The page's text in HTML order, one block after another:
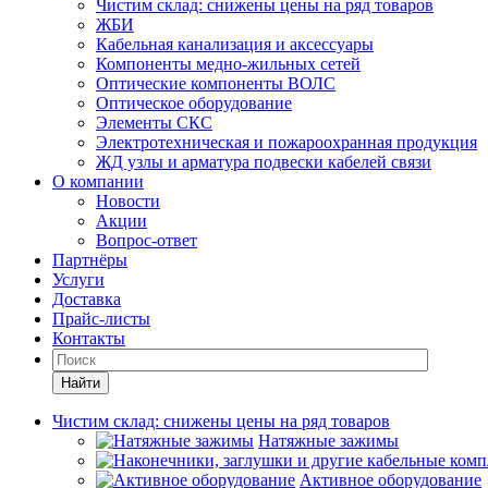
Чистим склад: снижены цены на ряд товаров
ЖБИ
Кабельная канализация и аксессуары
Компоненты медно-жильных сетей
Оптические компоненты ВОЛС
Оптическое оборудование
Элементы СКС
Электротехническая и пожароохранная продукция
ЖД узлы и арматура подвески кабелей связи
О компании
Новости
Акции
Вопрос-ответ
Партнёры
Услуги
Доставка
Прайс-листы
Контакты
Найти
Чистим склад: снижены цены на ряд товаров
Натяжные зажимы
Активное оборудование